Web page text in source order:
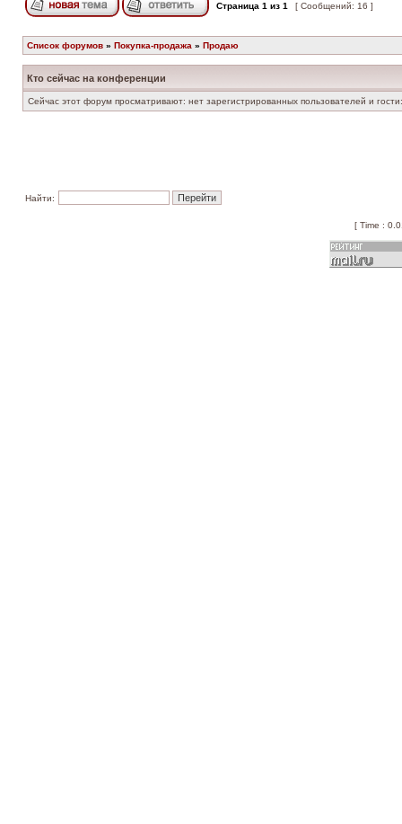
Страница 1 из 1 [ Сообщений: 16 ]
Список форумов » Покупка-продажа » Продаю
Кто сейчас на конференции
Сейчас этот форум просматривают: нет зарегистрированных пользователей и
Найти:
[ Time :